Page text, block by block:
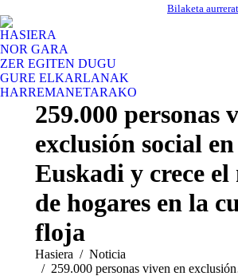
Tailerrak
Bilaketa
HASIERA
NOR GARA
ZER EGITEN DUGU
GURE ELKARLANAK
HARREMANETARAKO
259.000 personas
exclusión social en
Euskadi y crece el
de hogares en la
floja
You are here:
Hasiera
Noticia
259.000 personas viven en